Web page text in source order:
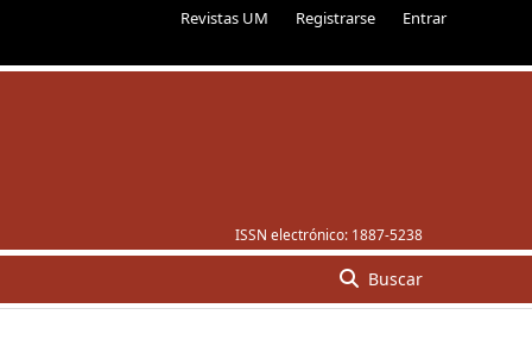
Revistas UM Registrarse Entrar
ISSN electrónico: 1887-5238
Buscar